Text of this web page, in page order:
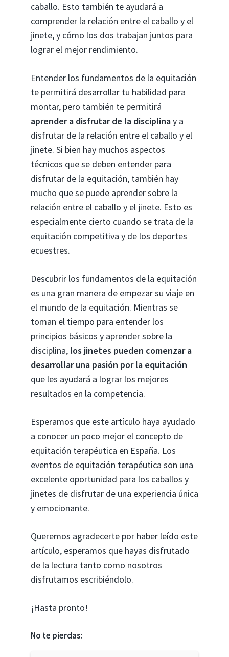
caballo. Esto también te ayudará a
comprender la relación entre el caballo y el
jinete, y cómo los dos trabajan juntos para
lograr el mejor rendimiento.
Entender los fundamentos de la equitación
te permitirá desarrollar tu habilidad para
montar, pero también te permitirá
aprender a disfrutar de la disciplinay a
disfrutar de la relación entre el caballo y el
jinete. Si bien hay muchos aspectos
técnicos que se deben entender para
disfrutar de la equitación, también hay
mucho que se puede aprender sobre la
relación entre el caballo y el jinete. Esto es
especialmente cierto cuando se trata de la
equitación competitiva y de los deportes
ecuestres.
Descubrir los fundamentos de la equitación
es una gran manera de empezar su viaje en
el mundo de la equitación. Mientras se
toman el tiempo para entender los
principios básicos y aprender sobre la
disciplina, los jinetes pueden comenzar a
desarrollar una pasión por la equitación
que les ayudará a lograr los mejores
resultados en la competencia.
Esperamos que este artículo haya ayudado
a conocer un poco mejor el concepto de
equitación terapéutica en España. Los
eventos de equitación terapéutica son una
excelente oportunidad para los caballos y
jinetes de disfrutar de una experiencia única
y emocionante.
Queremos agradecerte por haber leído este
artículo, esperamos que hayas disfrutado
de la lectura tanto como nosotros
disfrutamos escribiéndolo.
¡Hasta pronto!
No te pierdas: